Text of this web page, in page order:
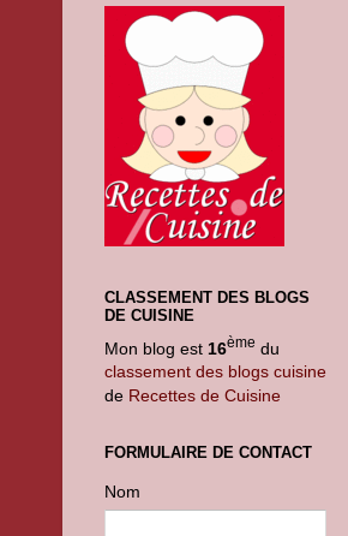
CLASSEMENT DES BLOGS
DE CUISINE
Mon blog est 16ème du
classement des blogs cuisine
de Recettes de Cuisine
FORMULAIRE DE CONTACT
Nom